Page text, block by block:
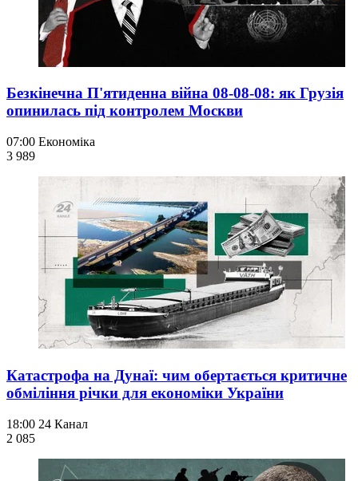
Безкінечна П'ятиденна війна 08-08-08: як Грузія
опинилась під контролем Москви
07:00 Економіка
3 989
Катастрофа на Дунаї: чим обертається критичне
обміління річки для економіки України
18:00 24 Канал
2 085